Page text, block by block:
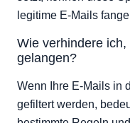
legitime E-Mails
Wie verhindere
gelangen?
Wenn Ihre E-Mails in
gefiltert werden,